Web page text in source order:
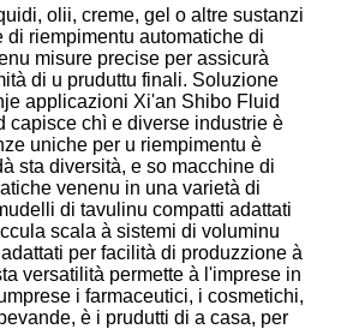
olii, creme, gel o altre sustanzi
di riempimentu automatiche di
misure precise per assicurà
di u pruduttu finali. Soluzione
applicazioni Xi'an Shibo Fluid
capisce chì e diverse industrie è
uniche per u riempimentu è
sta diversità, e so macchine di
venenu in una varietà di
di tavulinu compatti adattati
scala à sistemi di voluminu
per facilità di produzzione à
versatilità permette à l'imprese in
i farmaceutici, i cosmetichi,
è i prudutti di a casa, per